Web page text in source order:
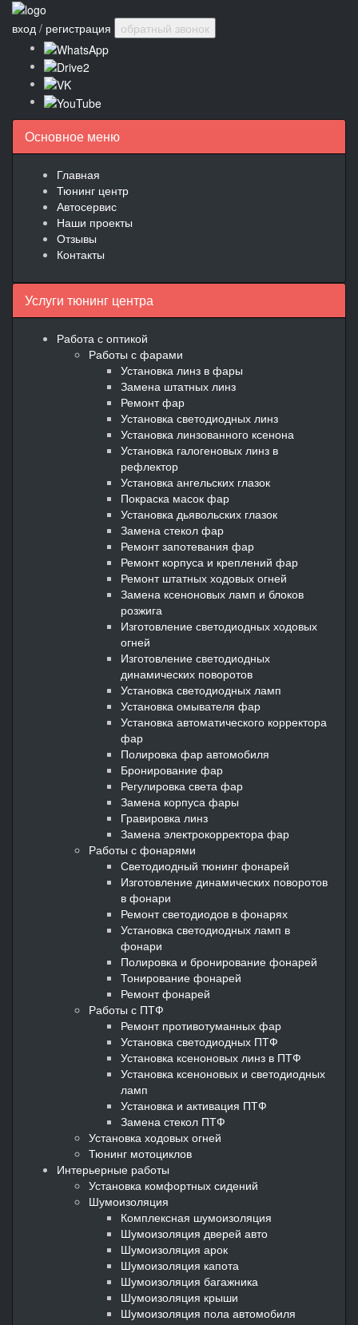
вход / регистрация обратный звонок
Основное меню
Главная
Тюнинг центр
Автосервис
Наши проекты
Отзывы
Контакты
Услуги тюнинг центра
Работа с оптикой
Работы с фарами
Установка линз в фары
Замена штатных линз
Ремонт фар
Установка светодиодных линз
Установка линзованного ксенона
Установка галогеновых линз в
рефлектор
Установка ангельских глазок
Покраска масок фар
Установка дьявольских глазок
Замена стекол фар
Ремонт запотевания фар
Ремонт корпуса и креплений фар
Ремонт штатных ходовых огней
Замена ксеноновых ламп и блоков
розжига
Изготовление светодиодных ходовых
огней
Изготовление светодиодных
динамических поворотов
Установка светодиодных ламп
Установка омывателя фар
Установка автоматического корректора
фар
Полировка фар автомобиля
Бронирование фар
Регулировка света фар
Замена корпуса фары
Гравировка линз
Замена электрокорректора фар
Работы с фонарями
Светодиодный тюнинг фонарей
Изготовление динамических поворотов
в фонари
Ремонт светодиодов в фонарях
Установка светодиодных ламп в
фонари
Полировка и бронирование фонарей
Тонирование фонарей
Ремонт фонарей
Работы с ПТФ
Ремонт противотуманных фар
Установка светодиодных ПТФ
Установка ксеноновых линз в ПТФ
Установка ксеноновых и светодиодных
ламп
Установка и активация ПТФ
Замена стекол ПТФ
Установка ходовых огней
Тюнинг мотоциклов
Интерьерные работы
Установка комфортных сидений
Шумоизоляция
Комплексная шумоизоляция
Шумоизоляция дверей авто
Шумоизоляция арок
Шумоизоляция капота
Шумоизоляция багажника
Шумоизоляция крыши
Шумоизоляция пола автомобиля